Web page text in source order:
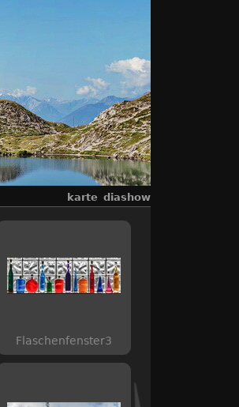
karte diashow
Flaschenfenster3